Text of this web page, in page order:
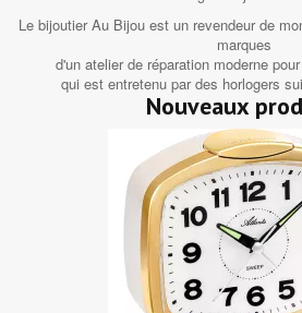
Le bijoutier Au Bijou est un revendeur de
marques
d'un atelier de réparation moderne
qui est entretenu par des horlogers
Nouveaux